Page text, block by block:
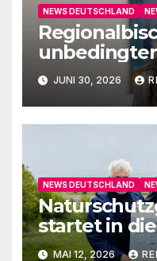
NEWS DEUTSCHLAND
aufJUNI 30, 2026
NEWS DEUTSCHLAND
startet in die
MAI 12, 2026